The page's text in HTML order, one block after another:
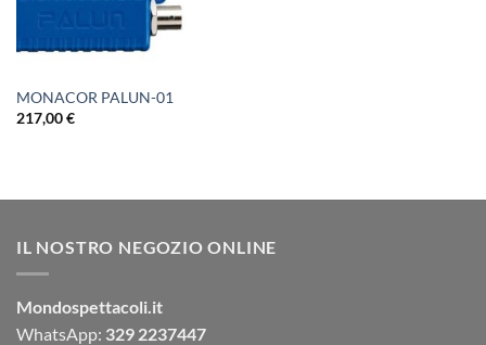
MONACOR PALUN-01
217,00€
IL NOSTRO NEGOZIO ONLINE
Mondospettacoli.it
WhatsApp: 329 2237447